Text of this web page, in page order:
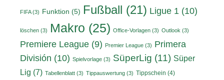
FIFA(3) Funktion (5) Fußball (21) Ligue 1 (10)
löschen (3) Makro (25) Office-Vorlagen (3) Outlook (3)
Premiere League (9) Premier League (3) Primera
División (10) Spielvorlage (3) SüperLig (11) Süper
Lig (7) Tabellenblatt (3) Tippauswertung (3) Tippschein (4)